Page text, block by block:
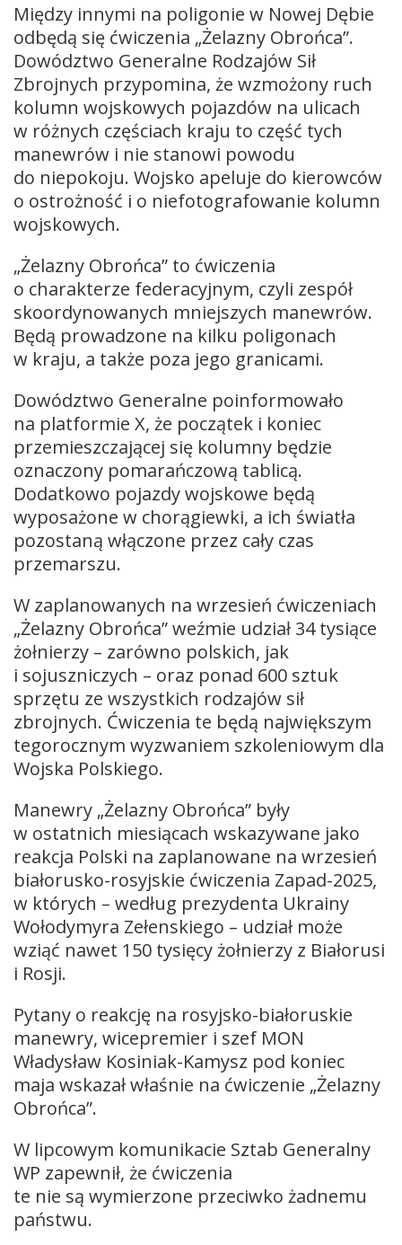
Między innymi na poligonie w Nowej Dębie
odbędą się ćwiczenia „Żelazny Obrońca”.
Dowództwo Generalne Rodzajów Sił
Zbrojnych przypomina, że wzmożony ruch
kolumn wojskowych pojazdów na ulicach
w różnych częściach kraju to część tych
manewrów i nie stanowi powodu
do niepokoju. Wojsko apeluje do kierowców
o ostrożność i o niefotografowanie kolumn
wojskowych.
„Żelazny Obrońca” to ćwiczenia
o charakterze federacyjnym, czyli zespół
skoordynowanych mniejszych manewrów.
Będą prowadzone na kilku poligonach
w kraju, a także poza jego granicami.
Dowództwo Generalne poinformowało
na platformie X, że początek i koniec
przemieszczającej się kolumny będzie
oznaczony pomarańczową tablicą.
Dodatkowo pojazdy wojskowe będą
wyposażone w chorągiewki, a ich światła
pozostaną włączone przez cały czas
przemarszu.
W zaplanowanych na wrzesień ćwiczeniach
„Żelazny Obrońca” weźmie udział 34 tysiące
żołnierzy – zarówno polskich, jak
i sojuszniczych – oraz ponad 600 sztuk
sprzętu ze wszystkich rodzajów sił
zbrojnych. Ćwiczenia te będą największym
tegorocznym wyzwaniem szkoleniowym dla
Wojska Polskiego.
Manewry „Żelazny Obrońca” były
w ostatnich miesiącach wskazywane jako
reakcja Polski na zaplanowane na wrzesień
białorusko-rosyjskie ćwiczenia Zapad-2025,
w których – według prezydenta Ukrainy
Wołodymyra Zełenskiego – udział może
wziąć nawet 150 tysięcy żołnierzy z Białorusi
i Rosji.
Pytany o reakcję na rosyjsko-białoruskie
manewry, wicepremier i szef MON
Władysław Kosiniak-Kamysz pod koniec
maja wskazał właśnie na ćwiczenie „Żelazny
Obrońca”.
W lipcowym komunikacie Sztab Generalny
WP zapewnił, że ćwiczenia
te nie są wymierzone przeciwko żadnemu
państwu.